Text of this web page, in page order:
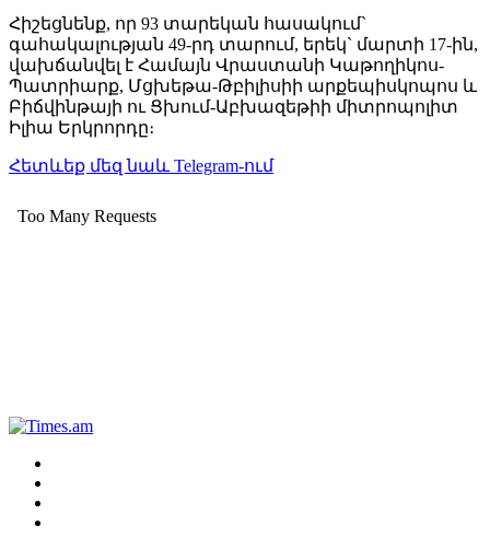
Հիշեցնենք, որ 93 տարեկան հասակում`
գահակալության 49-րդ տարում, երեկ` մարտի 17-ին,
վախճանվել է Համայն Վրաստանի Կաթողիկոս-
Պատրիարք, Մցխեթա-Թբիլիսիի արքեպիսկոպոս և
Բիճվինթայի ու Ցխում-Աբխազեթիի միտրոպոլիտ
Իլիա Երկրորդը։
Հետևեք մեզ նաև Telegram-ում